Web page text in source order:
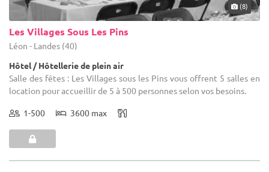
(8)
Les Villages Sous Les Pins
Léon - Landes (40)
Hôtel / Hôtellerie de plein air
Salle des fêtes : Les Villages sous les Pins vous offrent 5 salles en
location pour accueillir de 5 à 500 personnes selon vos besoins.
1-500 3600 max